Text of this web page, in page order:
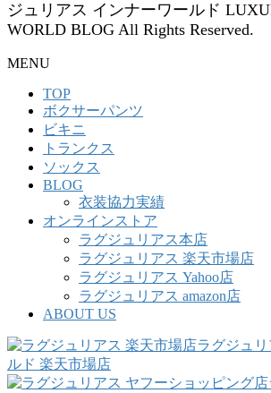
ジュリアス インナーワールド
WORLD BLOG All Rights Reserved.
MENU
TOP
ボクサーパンツ
ビキニ
トランクス
ソックス
BLOG
衣装協力実績
オンラインストア
ラグジュリアス本店
ラグジュリアス 楽天市場店
ラグジュリアス Yahoo店
ラグジュリアス amazon店
ABOUT US
ラグジュ
ルド 楽天市場店